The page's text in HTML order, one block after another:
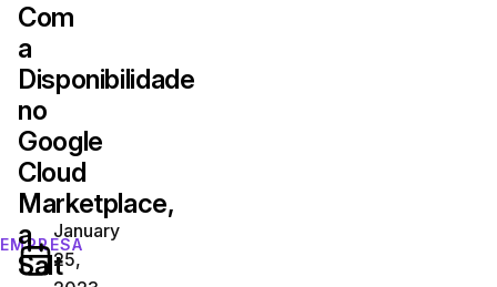
EMPRESA
Com
a
Disponibilidade
no
Google
Cloud
Marketplace,
a
Salt
January
25,